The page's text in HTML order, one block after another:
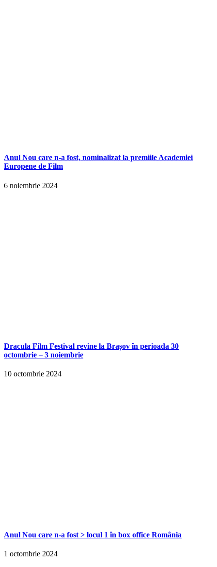
Anul Nou care n-a fost, nominalizat la premiile Academiei
Europene de Film
6 noiembrie 2024
Dracula Film Festival revine la Brașov în perioada 30
octombrie – 3 noiembrie
10 octombrie 2024
Anul Nou care n-a fost > locul 1 în box office România
1 octombrie 2024